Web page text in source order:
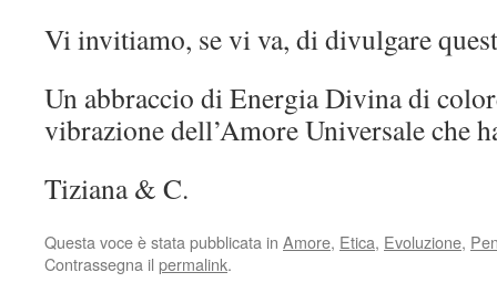
Vi invitiamo, se vi va, di divulgare
Un abbraccio di Energia Divina di
vibrazione dell’Amore Universale che
Tiziana & C.
Questa voce è stata pubblicata in Amore, Etica, Evoluzione,
Contrassegna il permalink.